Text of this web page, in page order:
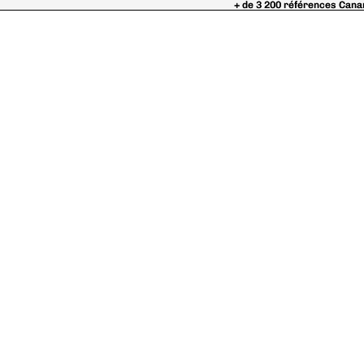
+ de 3 200 références
+ de 3 200 références